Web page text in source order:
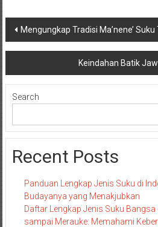
Post
navigation
Mengungkap Tradisi Ma’nene’ Suku
Keindahan Batik
Search
Recent Posts
Panduan Lengkap Jenis Suku di
Budayanya yang Menakjubkan
Daftar Lengkap Jenis Suku
sampai Merauke: Memahami